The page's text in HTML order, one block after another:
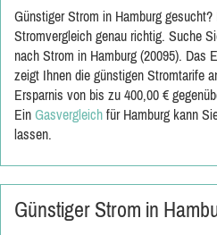
Günstiger Strom in Hamburg
Stromvergleich genau richtig. Suche
nach Strom in Hamburg (20095). Das
zeigt Ihnen die günstigen Stromtarife
Ersparnis von bis zu 400,00 €
Ein Gasvergleich für Hamburg kann
lassen.
Günstiger Strom in